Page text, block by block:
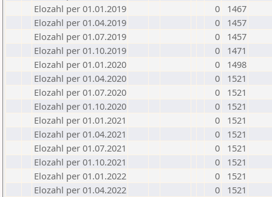
Elozahl per 01.01.2019
0
1467
Elozahl per 01.04.2019
0
1457
Elozahl per 01.07.2019
0
1457
Elozahl per 01.10.2019
0
1471
Elozahl per 01.01.2020
0
1498
Elozahl per 01.04.2020
0
1521
Elozahl per 01.07.2020
0
1521
Elozahl per 01.10.2020
0
1521
Elozahl per 01.01.2021
0
1521
Elozahl per 01.04.2021
0
1521
Elozahl per 01.07.2021
0
1521
Elozahl per 01.10.2021
0
1521
Elozahl per 01.01.2022
0
1521
Elozahl per 01.04.2022
0
1521